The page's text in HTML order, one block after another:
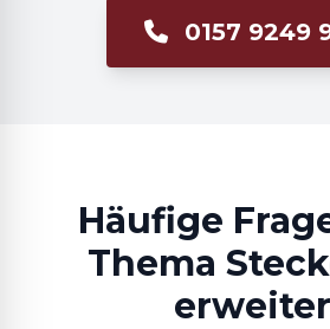
0157 9249
Häufige
Thema